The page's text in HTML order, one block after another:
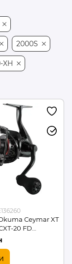
2000S
XH
Ceymar XT
20 FD